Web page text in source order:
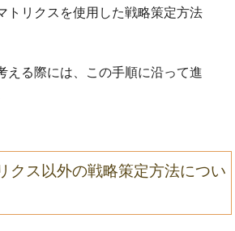
トリクスを使用した戦略策定方法
える際には、この手順に沿って進
クス以外の戦略策定方法につい